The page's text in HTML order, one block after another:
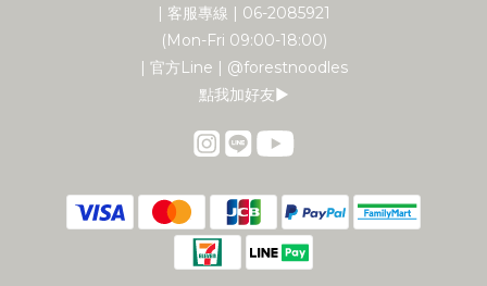
| 客服專線 | 06-2085921
(Mon-Fri 09:00-18:00)
| 官方Line | @forestnoodles
點我加好友▶︎